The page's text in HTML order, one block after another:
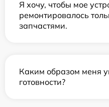
Я хочу, чтобы мое
ремонтировалось
запчастями.
Каким образом меня
готовности?